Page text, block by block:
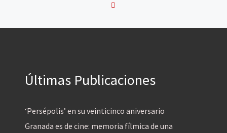
Últimas Publicaciones
‘Persépolis’ en su veinticinco aniversario
Granada es de cine: memoria fílmica de una